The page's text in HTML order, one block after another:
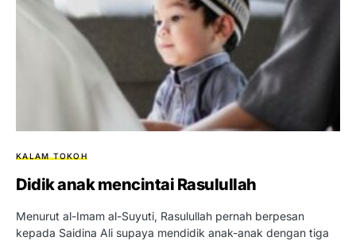
KALAM TOKOH
Didik anak mencintai Rasulullah
Menurut al-Imam al-Suyuti, Rasulullah pernah berpesan
kepada Saidina Ali supaya mendidik anak-anak dengan tiga